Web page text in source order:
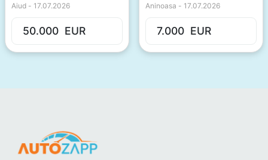
Aiud - 17.07.2026
50.000 EUR
Aninoasa - 17.07.2026
7.000 EUR